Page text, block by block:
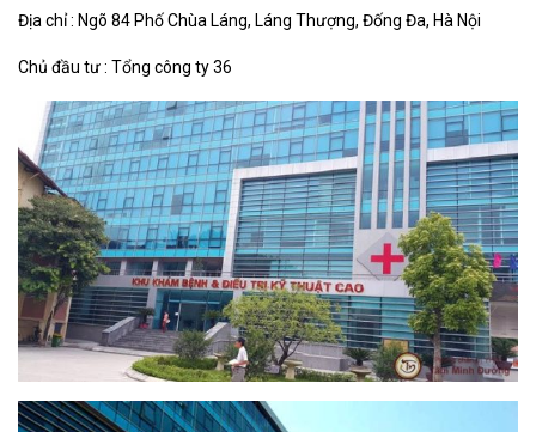
Địa chỉ : Ngõ 84 Phố Chùa Láng, Láng Thượng, Đống Đa, Hà Nội
Chủ đầu tư : Tổng công ty 36